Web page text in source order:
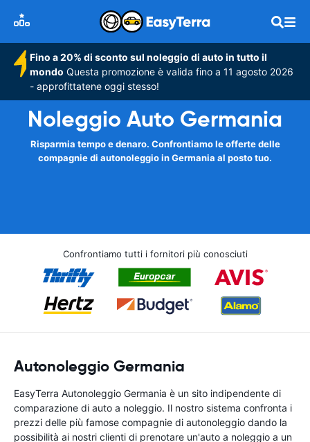
Fino a 20% di sconto sul noleggio di auto in tutto il
mondo Questa promozione è valida fino a 11 agosto 2026
- approfittatene oggi stesso!
Noleggio Auto Germania
Risparmia tempo e denaro. Confrontiamo le offerte delle
compagnie di autonoleggio in Germania al posto tuo.
Confrontiamo tutti i fornitori più conosciuti
Autonoleggio Germania
EasyTerra Autonoleggio Germania è un sito indipendente di
comparazione di auto a noleggio. Il nostro sistema confronta i
prezzi delle più famose compagnie di autonoleggio dando la
possibilità ai nostri clienti di prenotare un'auto a noleggio a un